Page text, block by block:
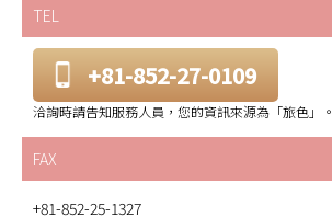
TEL
+81-852-27-0109
洽詢時請告知服務人員，您的資訊來源為「旅色」。
FAX
+81-852-25-1327